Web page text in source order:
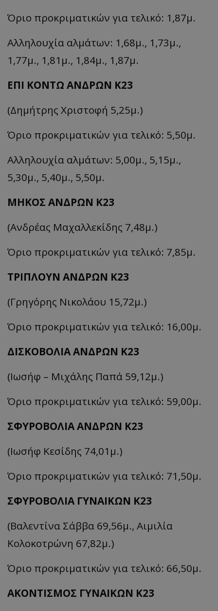
Όριο προκριματικών για τελικό: 1,87μ.
Αλληλουχία αλμάτων: 1,68μ., 1,73μ.,
1,77μ., 1,81μ., 1,84μ., 1,87μ.
ΕΠΙ ΚΟΝΤΩ ΑΝΔΡΩΝ Κ23
(Δημήτρης Χριστοφή 5,25μ.)
Όριο προκριματικών για τελικό: 5,50μ.
Αλληλουχία αλμάτων: 5,00μ., 5,15μ.,
5,30μ., 5,40μ., 5,50μ.
ΜΗΚΟΣ ΑΝΔΡΩΝ Κ23
(Ανδρέας Μαχαλλεκίδης 7,48μ.)
Όριο προκριματικών για τελικό: 7,85μ.
ΤΡΙΠΛΟΥΝ ΑΝΔΡΩΝ Κ23
(Γρηγόρης Νικολάου 15,72μ.)
Όριο προκριματικών για τελικό: 16,00μ.
ΔΙΣΚΟΒΟΛΙΑ ΑΝΔΡΩΝ Κ23
(Ιωσήφ – Μιχάλης Παπά 59,12μ.)
Όριο προκριματικών για τελικό: 59,00μ.
ΣΦΥΡΟΒΟΛΙΑ ΑΝΔΡΩΝ Κ23
(Ιωσήφ Κεσίδης 74,01μ.)
Όριο προκριματικών για τελικό: 71,50μ.
ΣΦΥΡΟΒΟΛΙΑ ΓΥΝΑΙΚΩΝ Κ23
(Βαλεντίνα Σάββα 69,56μ., Αιμιλία
Κολοκοτρώνη 67,82μ.)
Όριο προκριματικών για τελικό: 66,50μ.
ΑΚΟΝΤΙΣΜΟΣ ΓΥΝΑΙΚΩΝ Κ23